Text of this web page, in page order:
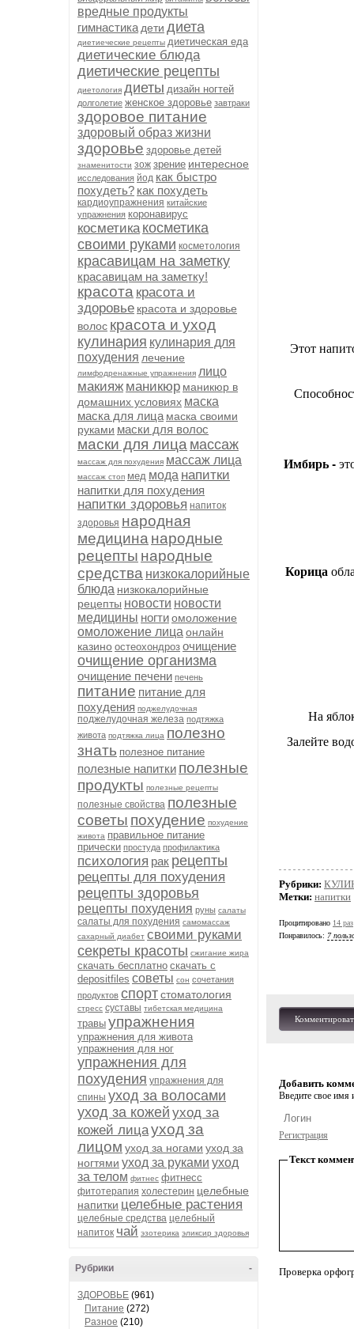
вредные продукты
гимнастика дети диета
диетиеческие рецепты диетическая еда
диетические блюда
диетические рецепты
диетология диеты дизайн ногтей
долголетие женское здоровье завтраки
здоровое питание
здоровый образ жизни
здоровье здоровье детей
знаменитости зож зрение интересное
исследования йод как быстро
похудеть? как похудеть
кардиоупражнения китайские
упражнения коронавирус
косметика косметика
своими руками косметология
красавицам на заметку
красавицам на заметку!
красота красота и
здоровье красота и здоровье
волос красота и уход
кулинария кулинария для
похудения лечение
лимфодренажные упражнения лицо
макияж маникюр маникюр в
домашних условиях маска
маска для лица маска своими
руками маски для волос
маски для лица массаж
массаж для похудения массаж лица
массаж стоп мед мода напитки
напитки для похудения
напитки здоровья напиток
здоровья народная
медицина народные
рецепты народные
средства низкокалорийные
блюда низкокалорийные
рецепты новости новости
медицины ногтиомоложение
омоложение лица онлайн
казино остеохондроз очищение
очищение организма
очищение печени печень
питание питание для
похудения поджелудочная
поджелудочная железа подтяжка
живота подтяжка лица полезно
знать полезное питание
полезные напитки полезные
продукты полезные рецепты
полезные свойства полезные
советы похудение похудение
живота правильное питание
прически простуда профилактика
психология рак рецепты
рецепты для похудения
рецепты здоровья
рецепты похудения руны салаты
салаты для похудения самомассаж
сахарный диабет своими руками
секреты красоты сжигание жира
скачать бесплатно скачать с
depositfiles советы сон сочетания
продуктов спортстоматология
стресс суставы тибетская медицина
травы упражнения
упражнения для живота
упражнения для ног
упражнения для
похудения упражнения для
спины уход за волосами
уход за кожей уход за
кожей лицауход за
лицом уход за ногами уход за
ногтями уход за руками уход
за телом фитнес фитнесс
фитотерапия холестерин целебные
напитки целебные растения
целебные средства целебный
напиток чай эзотерика эликсир здоровья
-
Рубрики
ЗДОРОВЬЕ (961)
Питание (272)
Разное (210)
Этот
Имбирь -
Корица
На
Залейте
Рубрики:
Метки: напитки
Процитировано 14 раз
Понравилось: 7
Добавить
Введите свое имя
Регистрация
Текст
Проверка